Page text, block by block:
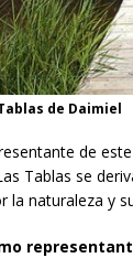
de Daimiel
de
Tablas se
la naturaleza y